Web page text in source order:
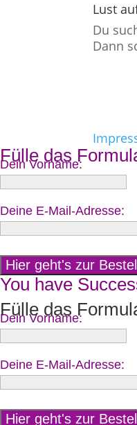
Lust
Du
Dann
Fülle das
Dein Vorname:
Deine E-Mail-Adresse:
You have
Fülle das
Dein Vorname:
Deine E-Mail-Adresse: